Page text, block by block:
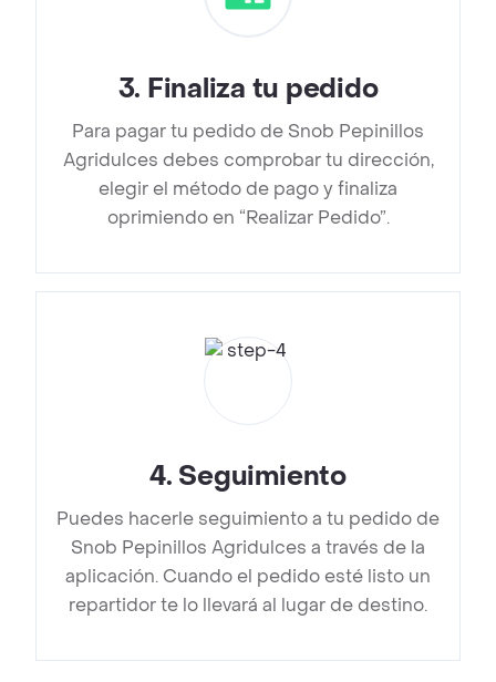
3. Finaliza tu pedido
Para pagar tu pedido de Snob Pepinillos
Agridulces debes comprobar tu dirección,
elegir el método de pago y finaliza
oprimiendo en “Realizar Pedido”.
4. Seguimiento
Puedes hacerle seguimiento a tu pedido de
Snob Pepinillos Agridulces a través de la
aplicación. Cuando el pedido esté listo un
repartidor te lo llevará al lugar de destino.